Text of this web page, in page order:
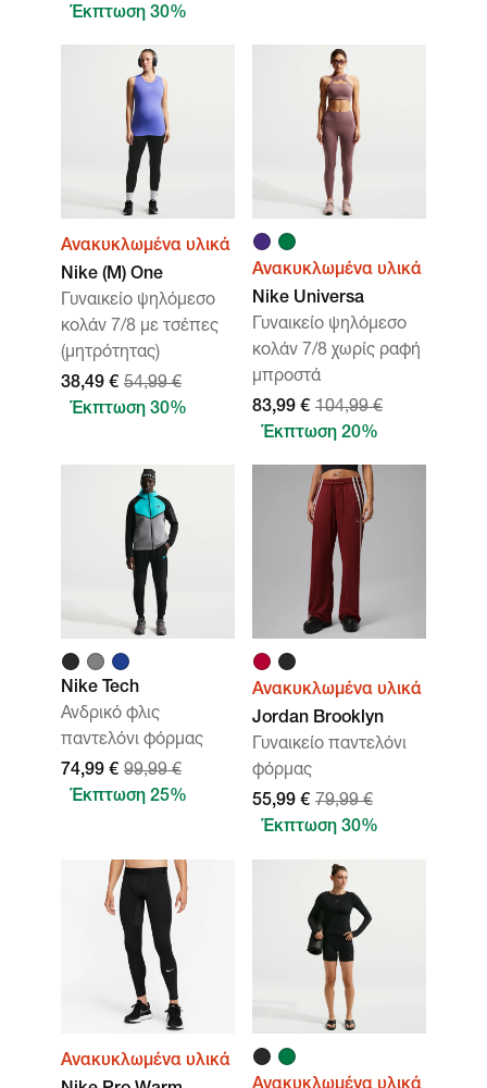
Έκπτωση 30%
Ανακυκλωμένα υλικά
Nike (M) One
Γυναικείο ψηλόμεσο
κολάν 7/8 με τσέπες
(μητρότητας)
38,49 € 54,99 €
Έκπτωση 30%
Ανακυκλωμένα υλικά
Nike Universa
Γυναικείο ψηλόμεσο
κολάν 7/8 χωρίς ραφή
μπροστά
83,99 € 104,99 €
Έκπτωση 20%
Nike Tech
Ανδρικό φλις
παντελόνι φόρμας
74,99 € 99,99 €
Έκπτωση 25%
Ανακυκλωμένα υλικά
Jordan Brooklyn
Γυναικείο παντελόνι
φόρμας
55,99 € 79,99 €
Έκπτωση 30%
Ανακυκλωμένα υλικά